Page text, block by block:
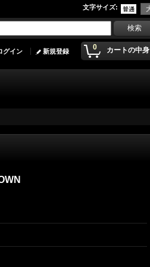
文字サイズ:
0 カートの中身
グイン 新規登録